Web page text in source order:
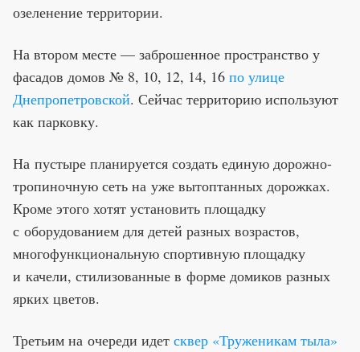
озеленение территории.
На втором месте — заброшенное пространство у
фасадов домов № 8, 10, 12, 14, 16 по улице
Днепропетровской. Сейчас территорию используют
как парковку.
На пустыре планируется создать единую дорожно-
тропиночную сеть на уже вытоптанных дорожках.
Кроме этого хотят установить площадку
с оборудованием для детей разных возрастов,
многофункциональную спортивную площадку
и качели, стилизованные в форме домиков разных
ярких цветов.
Третьим на очереди идет сквер «Труженикам тыла»